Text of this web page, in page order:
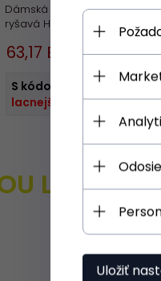
Dámská kabelka univerzálna
ryšavá HR2102A662
63,17 EUR 79,05 EUR
S kódom EXTRA38:39.17
lacnejšie
Uložiť